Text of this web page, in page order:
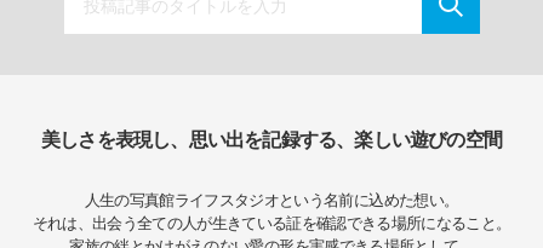
美しさを表現し、思い出を記録する、楽しい遊びの空間
人生の写真館ライフスタジオという名前に込めた想い。
それは、出会う全ての人が生きている証を確認できる場所になること。